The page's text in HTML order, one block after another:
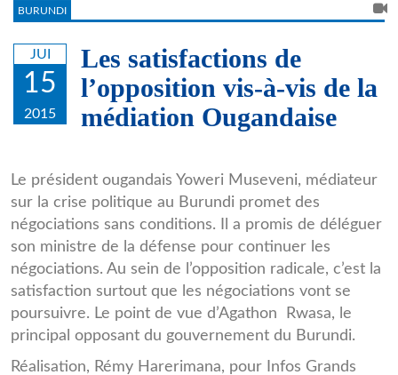
BURUNDI
JUI
15
2015
Les satisfactions de
l’opposition vis-à-vis de la
médiation Ougandaise
Agathon_Rwasa.jpg
Le président ougandais Yoweri Museveni, médiateur
sur la crise politique au Burundi promet des
négociations sans conditions. Il a promis de déléguer
son ministre de la défense pour continuer les
négociations. Au sein de l’opposition radicale, c’est la
satisfaction surtout que les négociations vont se
poursuivre. Le point de vue d’Agathon Rwasa, le
principal opposant du gouvernement du Burundi.
Réalisation, Rémy Harerimana, pour Infos Grands